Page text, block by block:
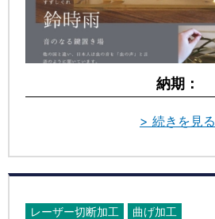
納期：
> 続きを見る
レーザー切断加工 曲げ加工